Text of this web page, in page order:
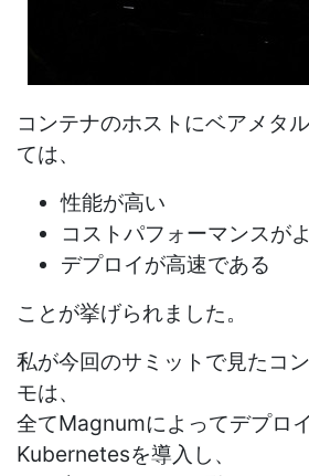
コンテナのホストにベアメタ
ては、
性能が高い
コストパフォーマンスが
デプロイが高速である
ことが挙げられました。
私が今回のサミットで見たコ
モは、
全てMagnumによってデプロ
Kubernetesを導入し、